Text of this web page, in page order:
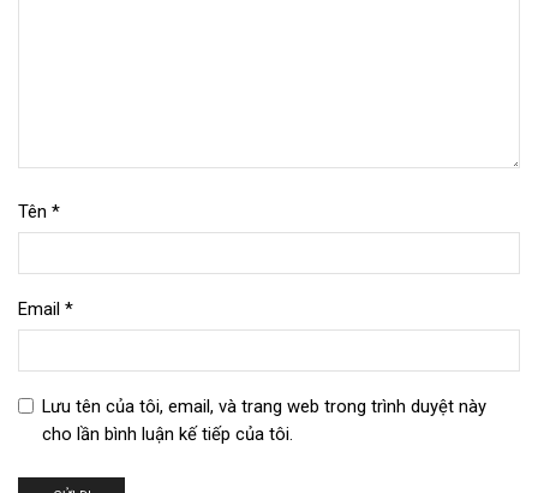
Tên *
Email *
Lưu tên của tôi, email, và trang web trong trình duyệt này
cho lần bình luận kế tiếp của tôi.